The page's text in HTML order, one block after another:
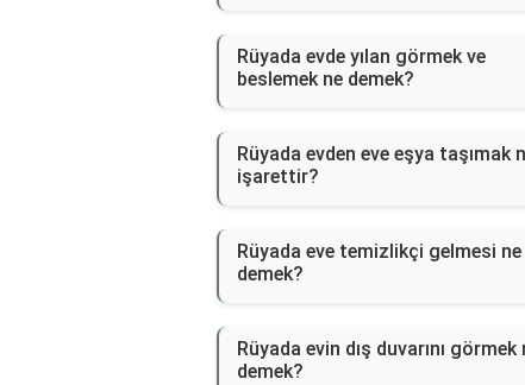
Rüyada evde yılan görmek ve
beslemek ne demek?
Rüyada evden eve eşya taşımak
işarettir?
Rüyada eve temizlikçi gelmesi ne
demek?
Rüyada evin dış duvarını görmek
demek?